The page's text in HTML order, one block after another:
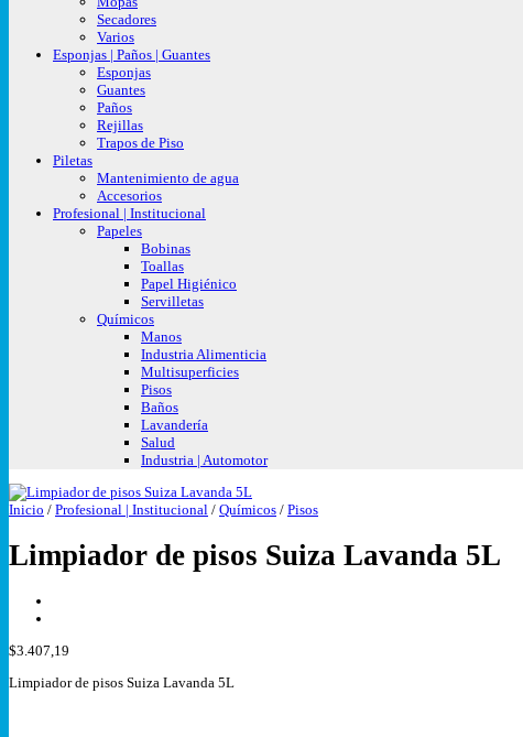
Secadores
Varios
Esponjas | Paños | Guantes
Esponjas
Guantes
Paños
Rejillas
Trapos de Piso
Piletas
Mantenimiento de agua
Accesorios
Profesional | Institucional
Papeles
Bobinas
Toallas
Papel Higiénico
Servilletas
Químicos
Manos
Industria Alimenticia
Multisuperficies
Pisos
Baños
Lavandería
Salud
Industria | Automotor
Inicio / Profesional | Institucional / Químicos / Pisos
Limpiador de pisos Suiza Lavanda 5L
$3.407,19
Limpiador de pisos Suiza Lavanda 5L